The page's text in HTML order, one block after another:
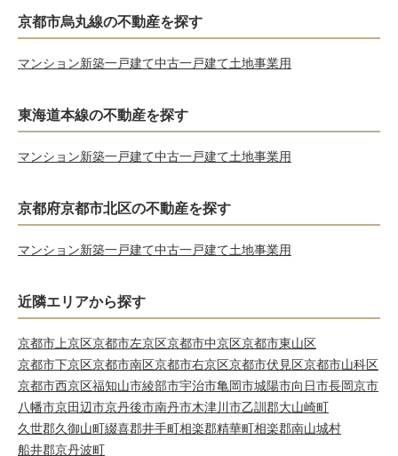
京都市烏丸線の不動産を探す
マンション新築一戸建て中古一戸建て土地事業用
東海道本線の不動産を探す
マンション新築一戸建て中古一戸建て土地事業用
京都府京都市北区の不動産を探す
マンション新築一戸建て中古一戸建て土地事業用
近隣エリアから探す
京都市上京区京都市左京区京都市中京区京都市東山区
京都市下京区京都市南区京都市右京区京都市伏見区京都市山科区
京都市西京区福知山市綾部市宇治市亀岡市城陽市向日市長岡京市
八幡市京田辺市京丹後市南丹市木津川市乙訓郡大山崎町
久世郡久御山町綴喜郡井手町相楽郡精華町相楽郡南山城村
船井郡京丹波町